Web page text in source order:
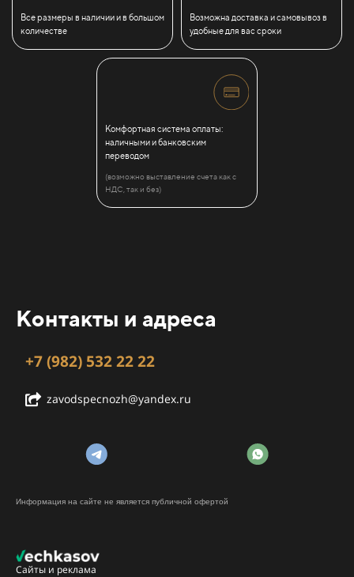
Все размеры в наличии и в большом
количестве
Возможна доставка и самовывоз в
удобные для вас сроки
Комфортная система оплаты:
наличными и банковским
переводом
(возможно выставление счета как с
НДС, так и без)
Контакты и адреса
+7 (982) 532 22 22
zavodspecnozh@yandex.ru
Информация на сайте не является публичной офертой
Сайты и реклама